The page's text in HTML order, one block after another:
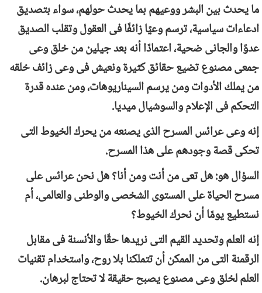
ما يحدث بين البشر ووعيهم بما يحدث حولهم، سواء بتصديق
ادعاءات سياسية، ترسم وعيًا زائفًا فى العقول وتقلب الصديق
عدوًا والجانى ضحية، اعتمادًا أنه بعد جيلين من خلق وعى
جمعى مصنوع تضيع حقائق كثيرة ونعيش فى وعى زائف خلقه
من يملك الأدوات ومن يرسم السيناريوهات، ومن عنده قدرة
التحكم فى الإعلام والسوشيال ميديا.
إنه وعى عرائس المسرح الذى يصنعه من يحرك الخيوط التى
تحكى قصة وجودهم على هذا المسرح.
السؤال هو: هل تعى من أنت ومن أنا؟ هل نحن عرائس على
مسرح الحياة على المستوى الشخصى والوطنى والعالمى، أم
نستطيع يومًا أن نحرك الخيوط؟
إنه العلم وتحديد القيم التى نريدها حقًا والأنسنة فى مقابل
الرقمنة التى من الممكن أن تتملكنا بلا روح، واستخدام تقنيات
العلم لخلق وعى مصنوع يصبح حقيقة لا تحتاج لبرهان.